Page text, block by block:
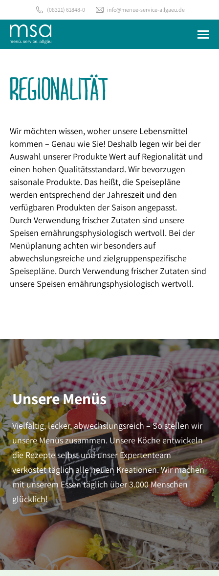
(08321) 61848-0 info@menue-service-allgaeu.de
REGIONALITÄT
Wir möchten wissen, woher unsere Lebensmittel
kommen – Genau wie Sie! Deshalb legen wir bei der
Auswahl unserer Produkte Wert auf Regionalität und
einen hohen Qualitätsstandard. Wir bevorzugen
saisonale Produkte. Das heißt, die Speisepläne
werden entsprechend der Jahreszeit und den
verfügbaren Produkten der Saison angepasst.
Durch Verwendung frischer Zutaten sind unsere
Speisen ernährungsphysiologisch wertvoll. Bei der
Menüplanung achten wir besonders auf
abwechslungsreiche und zielgruppenspezifische
Speisepläne. Durch Verwendung frischer Zutaten sind
unsere Speisen ernährungsphysiologisch wertvoll.
Unsere Menüs
Vielfältig, lecker, abwechslungsreich – So stellen wir
unsere Menüs zusammen. Unsere Köche entwickeln
die Rezepte selbst und unser Expertenteam
verkostet täglich alle neuen Kreationen. Wir machen
mit unserem Essen täglich über 3.000 Menschen
glücklich!